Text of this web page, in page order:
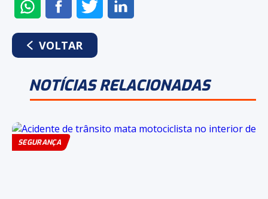
ENVIAR
NO
WHATSAPP
COMPARTILHAR
NO
FACEBOOK
COMPARTILHAR
NO
VOLTAR
NOTÍCIAS RELACIONADAS
SEGURANÇA